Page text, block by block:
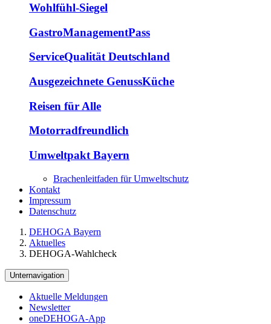
Wohlfühl-Siegel
GastroManagementPass
ServiceQualität Deutschland
Ausgezeichnete GenussKüche
Reisen für Alle
Motorradfreundlich
Umweltpakt Bayern
Brachenleitfaden für Umweltschutz
Kontakt
Impressum
Datenschutz
DEHOGA Bayern
Aktuelles
DEHOGA-Wahlcheck
Unternavigation
Aktuelle Meldungen
Newsletter
oneDEHOGA-App